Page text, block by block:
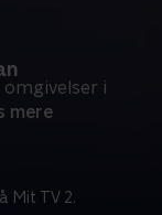
i
mere
Mit TV 2.